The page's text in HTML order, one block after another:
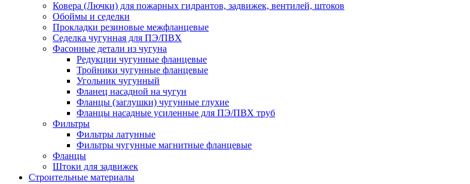
Ковера (Лючки) для пожарных гидрантов, задвижек, вентилей, штоков
Обоймы и седелки
Прокладки резиновые межфланцевые
Седелка чугунная для ПЭ/ПВХ
Фасонные детали из чугуна
Редукции чугунные фланцевые
Тройники чугунные фланцевые
Угольник чугунный
Фланец насадной на чугун
Фланцы (заглушки) чугунные глухие
Фланцы насадные усиленные для ПЭ/ПВХ труб
Фильтры
Фильтры латунные
Фильтры чугунные магнитные фланцевые
Фланцы
Штоки для задвижек
Строительные материалы